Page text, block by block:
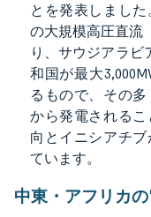
とを発表しまし
の大規模高圧直流
り、サウジアラビ
和国が最大
るもので、その
から発電される
向とイニシアチ
ています。
中東・アフリカ